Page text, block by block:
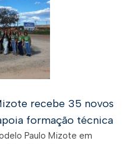
recebe 35 novos
formação técnica
Paulo Mizote em